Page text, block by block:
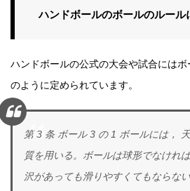
ハンドボールのボールのルール
ハンドボールの公式の大会や試合には
のように定められています。
第 3 条 ボール3 の 1 ボールには，
質を用いる。ボールは球形でなければ
沢があっても滑りやすくてもならな